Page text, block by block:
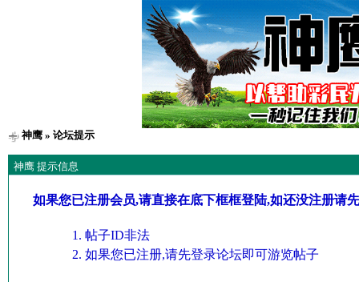
神鹰» 论坛提示
神鹰 提示信息
如果您已注册会员,请直接在底下框框登陆,如还没注册请
帖子ID非法
如果您已注册,请先登录论坛即可游览帖子